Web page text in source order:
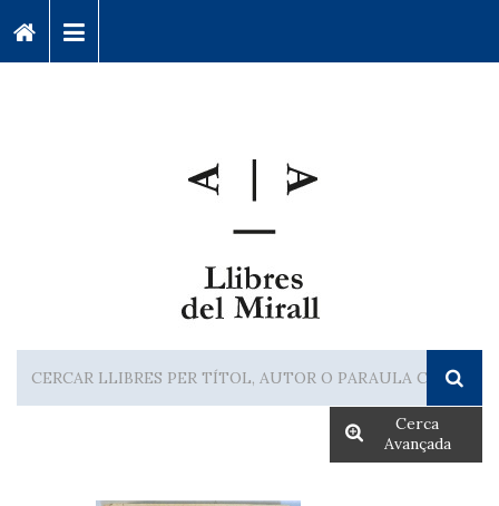
Cerca
Avançada